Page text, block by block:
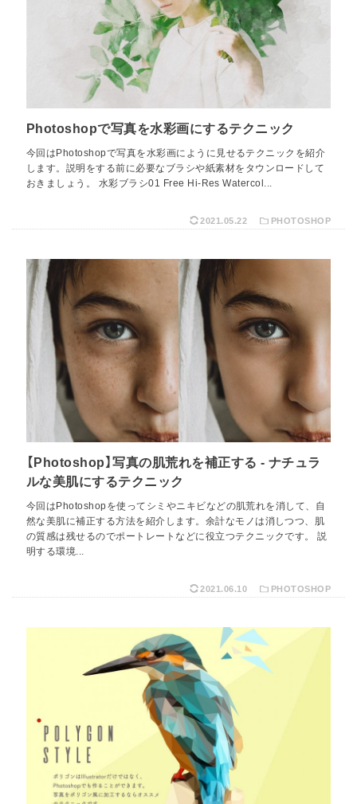
Photoshopで写真を水彩画にするテクニック
今回はPhotoshopで写真を水彩画にように見せるテクニックを紹介
します。説明をする前に必要なブラシや紙素材をタウンロードして
おきましょう。 水彩ブラシ01 Free Hi-Res Watercol...
2021.05.22 PHOTOSHOP
【Photoshop】写真の肌荒れを補正する - ナチュラ
ルな美肌にするテクニック
今回はPhotoshopを使ってシミやニキビなどの肌荒れを消して、自
然な美肌に補正する方法を紹介します。余計なモノは消しつつ、肌
の質感は残せるのでポートレートなどに役立つテクニックです。 説
明する環境...
2021.06.10 PHOTOSHOP